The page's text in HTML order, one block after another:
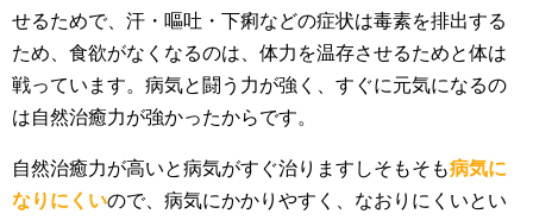
せるためで、汗・嘔吐・下痢などの症状は毒素を排出する
ため、食欲がなくなるのは、体力を温存させるためと体は
戦っています。病気と闘う力が強く、すぐに元気になるの
は自然治癒力が強かったからです。
自然治癒力が高いと病気がすぐ治りますしそもそも病気に
なりにくいので、病気にかかりやすく、なおりにくいとい